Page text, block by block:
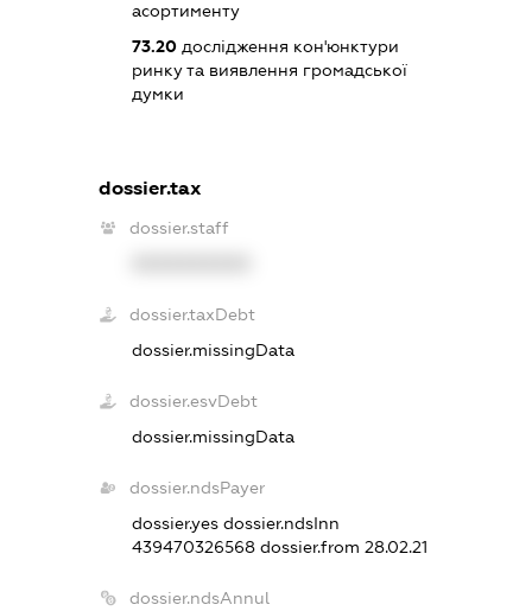
асортименту
73.20 дослідження кон'юнктури
ринку та виявлення громадської
думки
dossier.tax
dossier.staff
dossier.taxDebt
dossier.missingData
dossier.esvDebt
dossier.missingData
dossier.ndsPayer
dossier.yesdossier.ndsInn
439470326568dossier.from 28.02.21
dossier.ndsAnnul